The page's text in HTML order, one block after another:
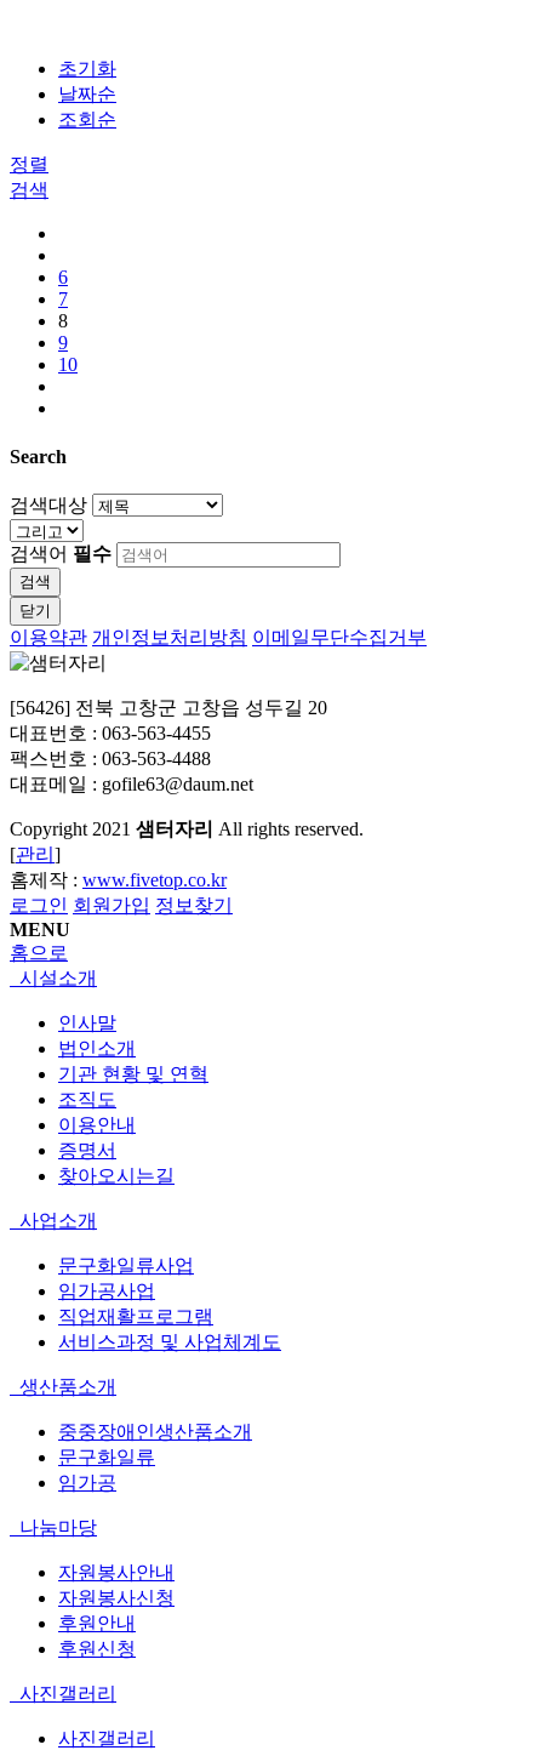
초기화
날짜순
조회순
정렬
검색
6
7
8
9
10
Search
검색대상
검색어 필수
검색
닫기
이용약관 개인정보처리방침 이메일무단수집거부
[56426] 전북 고창군 고창읍 성두길 20
대표번호 : 063-563-4455
팩스번호 : 063-563-4488
대표메일 : gofile63@daum.net
Copyright 2021 샘터자리 All rights reserved.
[관리 ]
홈제작 : www.fivetop.co.kr
로그인 회원가입 정보찾기
MENU
홈으로
시설소개
인사말
법인소개
기관 현황 및 연혁
조직도
이용안내
증명서
찾아오시는길
사업소개
문구화일류사업
임가공사업
직업재활프로그램
서비스과정 및 사업체계도
생산품소개
중중장애인생산품소개
문구화일류
임가공
나눔마당
자원봉사안내
자원봉사신청
후원안내
후원신청
사진갤러리
사진갤러리